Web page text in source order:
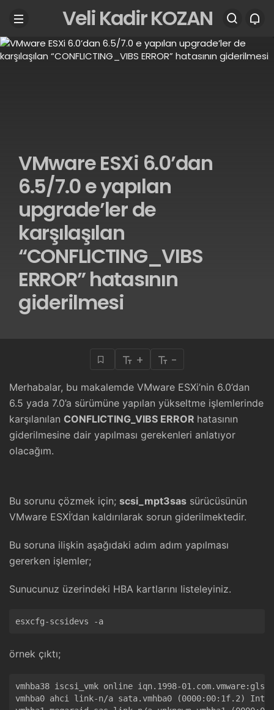
Veli Kadir KOZAN
VMware ESXi 6.0’dan
6.5/7.0 e yapılan
upgrade’ler de
karşılaşılan
“CONFLICTING_VIBS
ERROR” hatasının
giderilmesi
+ -
Merhabalar, bu makalemde VMware ESXi’nin 6.0’dan
6.5 yada 7.0’a sürümüne yapılan yükseltme işlemlerinde
karşılanılan CONFLICTING_VIBS ERROR hatasının
giderilmesine dair yapılması gerekenleri anlatıyor
olacağım.
Bu sorunu çözmek için; scsi_mpt3sas sürücüsünün
VMware ESXİ’dan kaldırılarak sorun giderilmektedir.
Bu soruna ilişkin aşağıdaki adım adım yapılması
gererken işlemler;
Sunucunuz üzerindeki HBA kartlarını listeleyiniz.
örnek çıktı;
vmhba38 iscsi_vmk online iqn.1998-
vmhba0 ahci link-n/a sata.vmhba0 (0000:00:1f.2)